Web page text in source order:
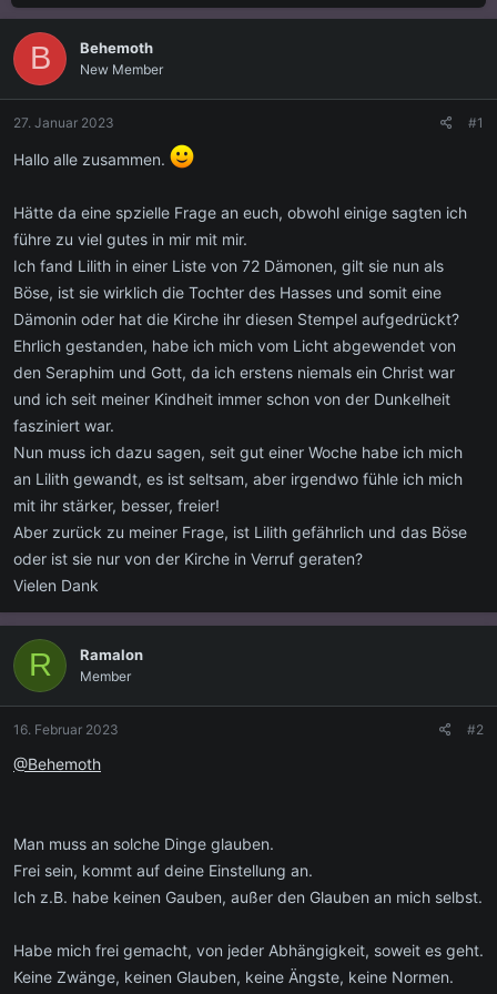
s
e
l
l
r
s
e
l
h
B Behemoth
New Member
27. Januar 2023 #1
Hallo alle zusammen.
Hätte da eine spzielle Frage an euch, obwohl einige sagten ich
führe zu viel gutes in mir mit mir.
Ich fand Lilith in einer Liste von 72 Dämonen, gilt sie nun als
Böse, ist sie wirklich die Tochter des Hasses und somit eine
Dämonin oder hat die Kirche ihr diesen Stempel aufgedrückt?
Ehrlich gestanden, habe ich mich vom Licht abgewendet von
den Seraphim und Gott, da ich erstens niemals ein Christ war
und ich seit meiner Kindheit immer schon von der Dunkelheit
fasziniert war.
Nun muss ich dazu sagen, seit gut einer Woche habe ich mich
an Lilith gewandt, es ist seltsam, aber irgendwo fühle ich mich
mit ihr stärker, besser, freier!
Aber zurück zu meiner Frage, ist Lilith gefährlich und das Böse
oder ist sie nur von der Kirche in Verruf geraten?
Vielen Dank
R Ramalon
Member
16. Februar 2023 #2
@Behemoth
Man muss an solche Dinge glauben.
Frei sein, kommt auf deine Einstellung an.
Ich z.B. habe keinen Gauben, außer den Glauben an mich selbst.
Habe mich frei gemacht, von jeder Abhängigkeit, soweit es geht.
Keine Zwänge, keinen Glauben, keine Ängste, keine Normen.